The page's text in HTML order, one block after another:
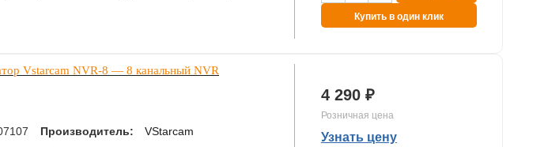
Купить в один клик
Vstarcam NVR-8 — 8 канальный NVR
Производитель: VStarcam
4 290 ₽
Розничная цена
Узнать цену